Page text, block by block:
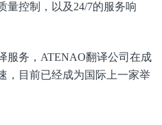
量控制，以及24/7的服务响
服务，ATENAO翻译公司在成
，目前已经成为国际上一家举